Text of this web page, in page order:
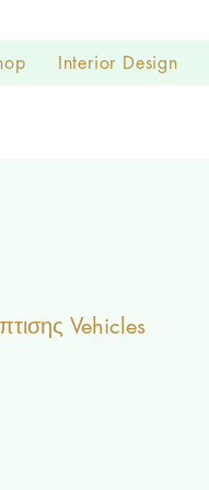
Interior Design
Vehicles